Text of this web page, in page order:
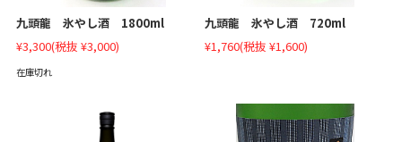
九頭龍 氷やし酒 1800ml
¥3,300(税抜 ¥3,000)
在庫切れ
九頭龍 氷やし酒 720ml
¥1,760(税抜 ¥1,600)